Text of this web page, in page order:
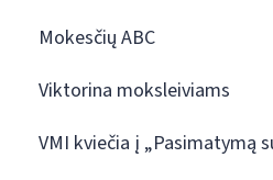
Mokesčių ABC
Viktorina moksleiviams
VMI kviečia į „Pasimatymą